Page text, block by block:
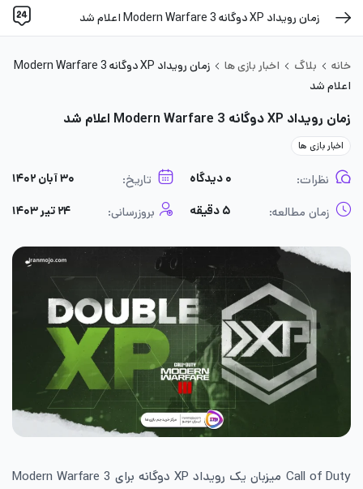
زمان رویداد XP دوگانه Modern Warfare 3 اعلام شد
خانه بلاگ اخبار بازی ها
زمان رویداد XP دوگانه Modern Warfare 3
اعلام شد
زمان رویداد XP دوگانه Modern Warfare 3 اعلام شد
اخبار بازی ها
نظرات: ۰ دیدگاه تاریخ: ۳۰ آبان ۱۴۰۲
زمان مطالعه: ۵ دقیقه بروزرسانی: ۲۴ تیر ۱۴۰۳
Call of Duty میزبان یک رویداد XP دوگانه برای Modern Warfare 3